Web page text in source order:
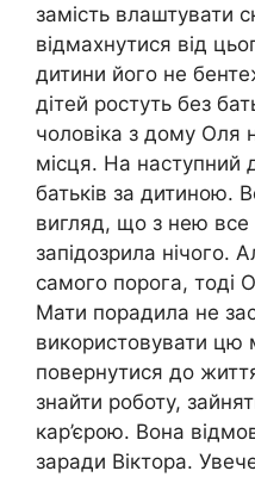
замість влаштувати
відмахнутися від
дитини його не
дітей ростуть без
чоловіка з дому Оля
місця. На наступний
батьків за дитиною.
вигляд, що з нею
запідозрила нічого.
самого порога, тоді
Мати порадила не
використовувати цю
повернутися до
знайти роботу,
кар’єрою. Вона
заради Віктора.